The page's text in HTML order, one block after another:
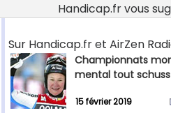
Handicap.fr vous
Sur Handicap.fr et AirZen
Championnats
mental tout
15 février 2019